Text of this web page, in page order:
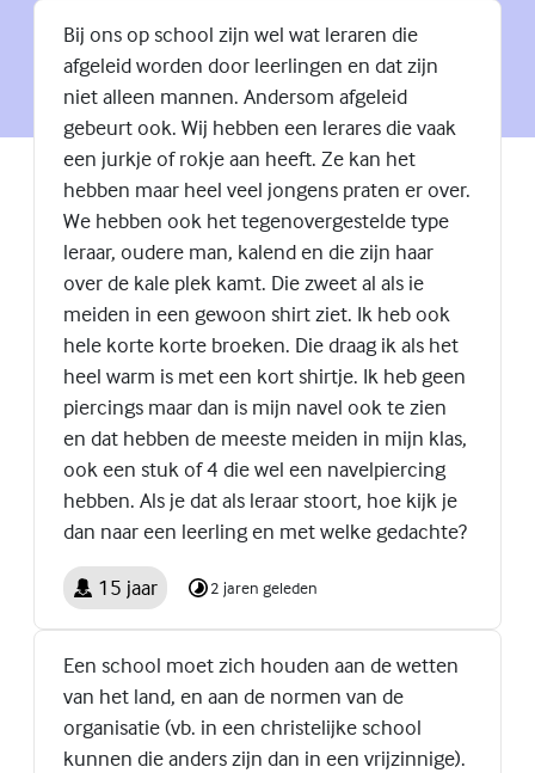
Bij ons op school zijn wel wat leraren die
afgeleid worden door leerlingen en dat zijn
niet alleen mannen. Andersom afgeleid
gebeurt ook. Wij hebben een lerares die vaak
een jurkje of rokje aan heeft. Ze kan het
hebben maar heel veel jongens praten er over.
We hebben ook het tegenovergestelde type
leraar, oudere man, kalend en die zijn haar
over de kale plek kamt. Die zweet al als ie
meiden in een gewoon shirt ziet. Ik heb ook
hele korte korte broeken. Die draag ik als het
heel warm is met een kort shirtje. Ik heb geen
piercings maar dan is mijn navel ook te zien
en dat hebben de meeste meiden in mijn klas,
ook een stuk of 4 die wel een navelpiercing
hebben. Als je dat als leraar stoort, hoe kijk je
dan naar een leerling en met welke gedachte?
15 jaar 2 jaren geleden
Een school moet zich houden aan de wetten
van het land, en aan de normen van de
organisatie (vb. in een christelijke school
kunnen die anders zijn dan in een vrijzinnige).